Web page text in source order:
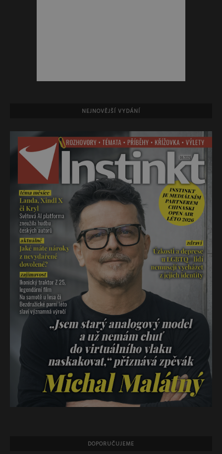
NEJNOVĚJŠÍ VYDÁNÍ
DOPORUČUJEME